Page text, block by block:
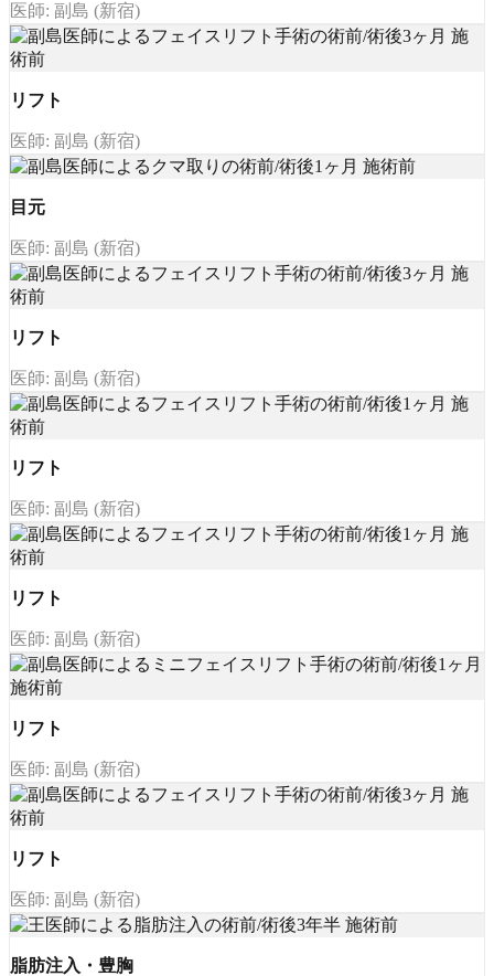
医師: 副島 (新宿)
リフト
医師: 副島 (新宿)
目元
医師: 副島 (新宿)
リフト
医師: 副島 (新宿)
リフト
医師: 副島 (新宿)
リフト
医師: 副島 (新宿)
リフト
医師: 副島 (新宿)
リフト
医師: 副島 (新宿)
脂肪注入・豊胸